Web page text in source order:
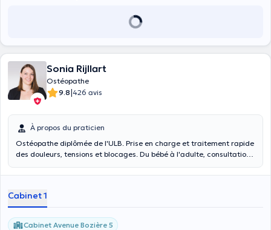
D’ailleurs, il s’est aussi formé en ostéopathie animale ! Il traitera
ostéopathes et leurs patients, il est membre du conseil de direction
de l’Union Professionnelle des Ostéopathes de Belgique.
Sonia Rijllart
Ostéopathe
9.8|426 avis
À propos du praticien
Ostéopathe diplômée de l'ULB. Prise en charge et traitement rapide
des douleurs, tensions et blocages. Du bébé à l'adulte, consultations
Cabinet 1
Cabinet Avenue Bozière 5